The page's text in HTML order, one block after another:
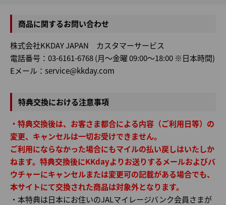
商品に関するお問い合わせ
株式会社KKDAY JAPAN カスタマーサービス
電話番号：03-6161-6768 (月～金曜 09:00～18:00 ※日本時間)
Eメール：service@kkday.com
特典交換における注意事項
・特典交換後は、お客さま都合による内容（ご利用日等）の
変更、キャンセルは一切お受けできません。
ご利用にならなかった場合にもマイルの払い戻しはいたしか
ねます。特典交換後にKKdayよりお送りするメールおよびバ
ウチャーにキャンセルまたは変更可の記載がある場合でも、
本サイトにて交換された商品は対象外となります。
・本特典は日本にお住いのJALマイレージバンク会員さまが